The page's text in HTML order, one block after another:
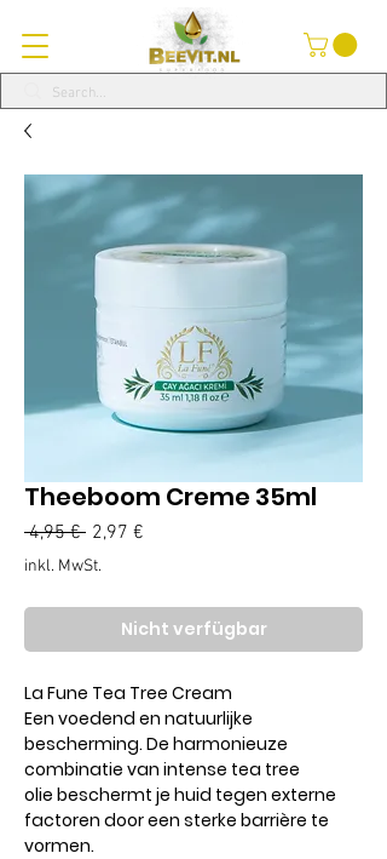
Theeboom Creme 35ml
4,95 € Standardpreis
2,97 €
inkl. MwSt.
Nicht verfügbar
La Fune Tea Tree Cream
Een voedend en natuurlijke
bescherming. De harmonieuze
combinatie van intense tea tree
olie beschermt je huid tegen externe
factoren door een sterke barrière te
vormen.